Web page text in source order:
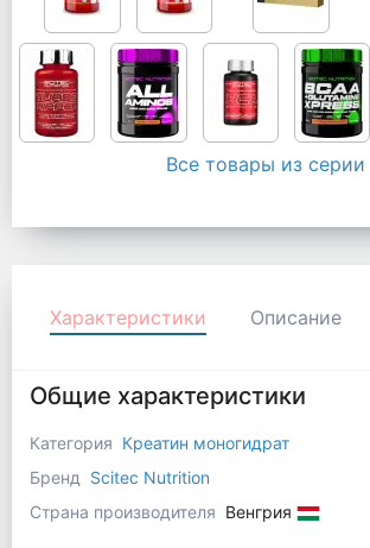
Все товары из серии
Характеристики Описание
Общие характеристики
Категория Креатин моногидрат
Бренд
Scitec Nutrition
Страна производителя Венгрия